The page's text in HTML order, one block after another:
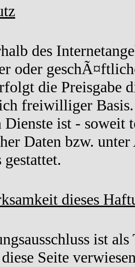
des
oder
die Preisgabe
freiwilliger Basis.
Dienste ist -
Daten bzw.
gestattet.
dieses
ist
Seite